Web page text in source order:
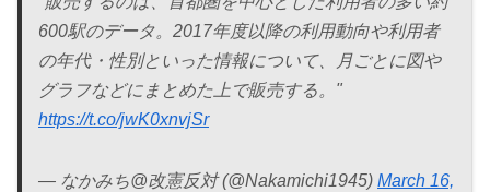
600駅のデータ。2017年度以降の利用動向や利用者
の年代・性別といった情報について、月ごとに図や
グラフなどにまとめた上で販売する。"
https://t.co/jwK0xnvjSr
— なかみち@改憲反対 (@Nakamichi1945) March 16,